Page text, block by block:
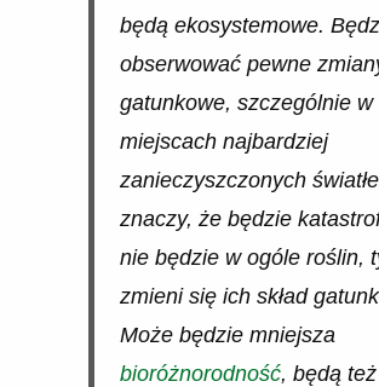
będą ekosystemowe.
obserwować pewne
gatunkowe, szczególnie w
miejscach najbardziej
zanieczyszczonych
znaczy, że będzie
nie będzie w ogóle roślin,
zmieni się ich skład
Może będzie mniejsza
bioróżnorodność, będą